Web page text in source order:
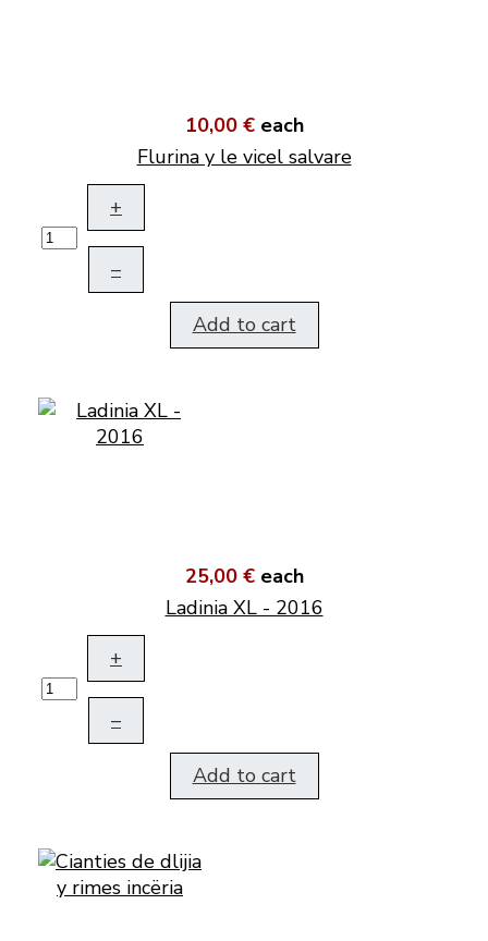
10,00 € each
Flurina y le vicel salvare
+
–
Add to cart
25,00 € each
Ladinia XL - 2016
+
–
Add to cart